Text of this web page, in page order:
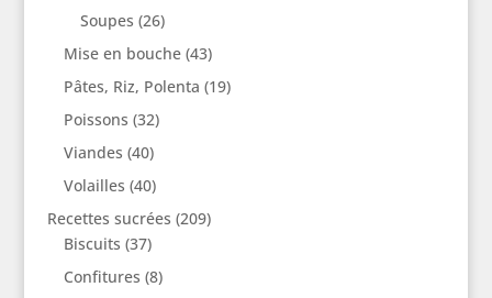
Soupes (26)
Mise en bouche(43)
Pâtes, Riz, Polenta (19)
Poissons (32)
Viandes (40)
Volailles (40)
Recettes sucrées (209)
Biscuits (37)
Confitures (8)